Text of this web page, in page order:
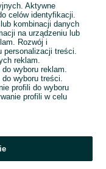
Aktywne
celów identyfikacji.
kombinacji danych
na urządzeniu lub
Rozwój i
personalizacji treści.
reklam.
wyboru reklam.
wyboru treści.
profili do wyboru
profili w celu